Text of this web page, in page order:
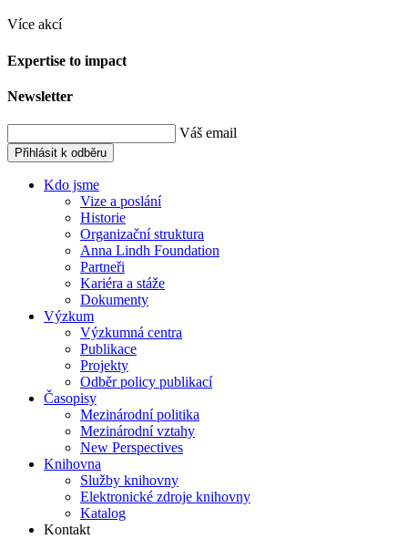
Více akcí
Expertise to impact
Newsletter
Váš email
Přihlásit k odběru
Kdo jsme
Vize a poslání
Historie
Organizační struktura
Anna Lindh Foundation
Partneři
Kariéra a stáže
Dokumenty
Výzkum
Výzkumná centra
Publikace
Projekty
Odběr policy publikací
Časopisy
Mezinárodní politika
Mezinárodní vztahy
New Perspectives
Knihovna
Služby knihovny
Elektronické zdroje knihovny
Katalog
Kontakt